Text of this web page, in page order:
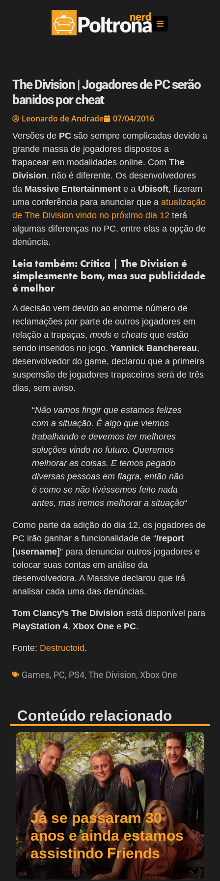
The Division | Jogadores de PC serão
banidos por cheat
Leonardo de Andrade 07/04/2016
Versões de PC são sempre complicadas devido a
grande massa de jogadores dispostos a
trapacear em modalidades online. Com The
Division, não é diferente. Os desenvolvedores
da Massive Entertainment e a Ubisoft, fizeram
uma conferência para anunciar que a atualização
de The Division vindo no próximo dia 12 terá
algumas diferenças no PC, entre elas a opção de
denúncia.
Leia também: Crítica | The Division é
simplesmente bom, mas sua publicidade
é melhor
A decisão vem devido ao enorme número de
reclamações por parte de outros jogadores em
relação a trapaças, mods e cheats que estão
sendo inseridos no jogo. Yannick Banchereau,
desenvolvedor do game, declarou que a primeira
suspensão de jogadores trapaceiros será de três
dias, sem aviso.
“Não vamos fingir que estamos felizes
com a situação. É algo que viemos
trabalhando e devemos ter melhores
soluções vindo no futuro. Queremos
melhorar as coisas. E temos pegado
diversas pessoas em flagra, então não
é como se não tivéssemos feito nada
antes, mas iremos melhorar a situação“
Como parte da adição do dia 12, os jogadores de
PC irão ganhar a funcionalidade de “/report
[username]” para denunciar outros jogadores e
colocar suas contas em análise da
desenvolvedora. A Massive declarou que irá
analisar cada uma das denúncias.
Tom Clancy’s The Division está disponível para
PlayStation 4, Xbox One e PC.
Fonte: Destructoid.
Games, PC, PS4, The Division, Xbox One
Conteúdo relacionado
Já se passaram 30
anos e ainda estamos
assistindo Friends